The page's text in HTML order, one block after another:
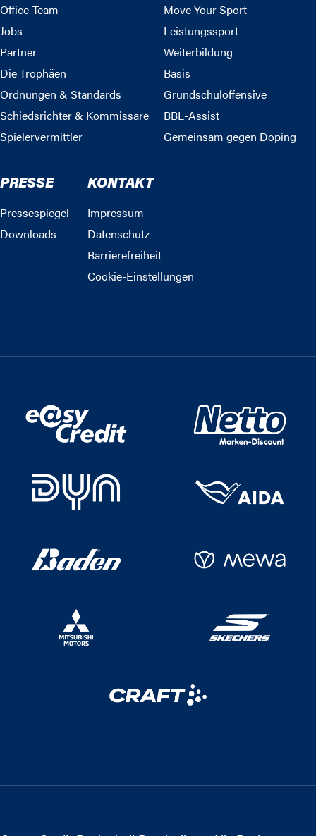
Office-Team
Jobs
Partner
Die Trophäen
Ordnungen & Standards
Schiedsrichter & Kommissare
Spielervermittler
Move Your Sport
Leistungssport
Weiterbildung
Basis
Grundschuloffensive
BBL-Assist
Gemeinsam gegen Doping
PRESSE
Pressespiegel
Downloads
KONTAKT
Impressum
Datenschutz
Barrierefreiheit
Cookie-Einstellungen